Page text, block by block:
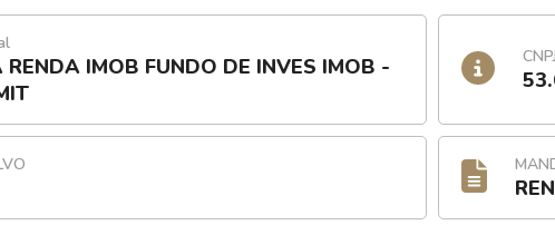
RENDA IMOB FUNDO DE INVES IMOB -
CNPJ